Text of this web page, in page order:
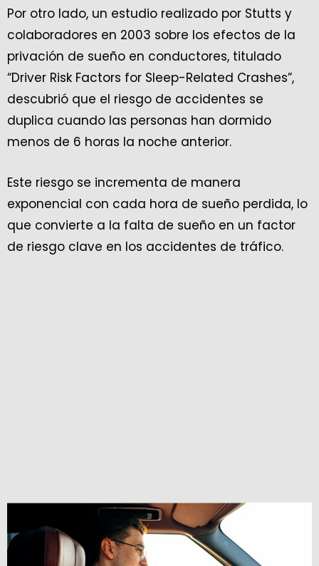
Por otro lado, un estudio realizado por Stutts y
colaboradores en 2003 sobre los efectos de la
privación de sueño en conductores, titulado
“Driver Risk Factors for Sleep-Related Crashes”,
descubrió que el riesgo de accidentes se
duplica cuando las personas han dormido
menos de 6 horas la noche anterior.
Este riesgo se incrementa de manera
exponencial con cada hora de sueño perdida, lo
que convierte a la falta de sueño en un factor
de riesgo clave en los accidentes de tráfico.